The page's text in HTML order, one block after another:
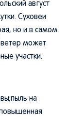
август
Суховеи
но и в самом
ветер может
участки.
на